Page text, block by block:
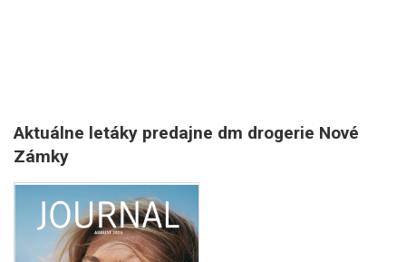
Aktuálne letáky predajne dm drogerie Nové
Zámky